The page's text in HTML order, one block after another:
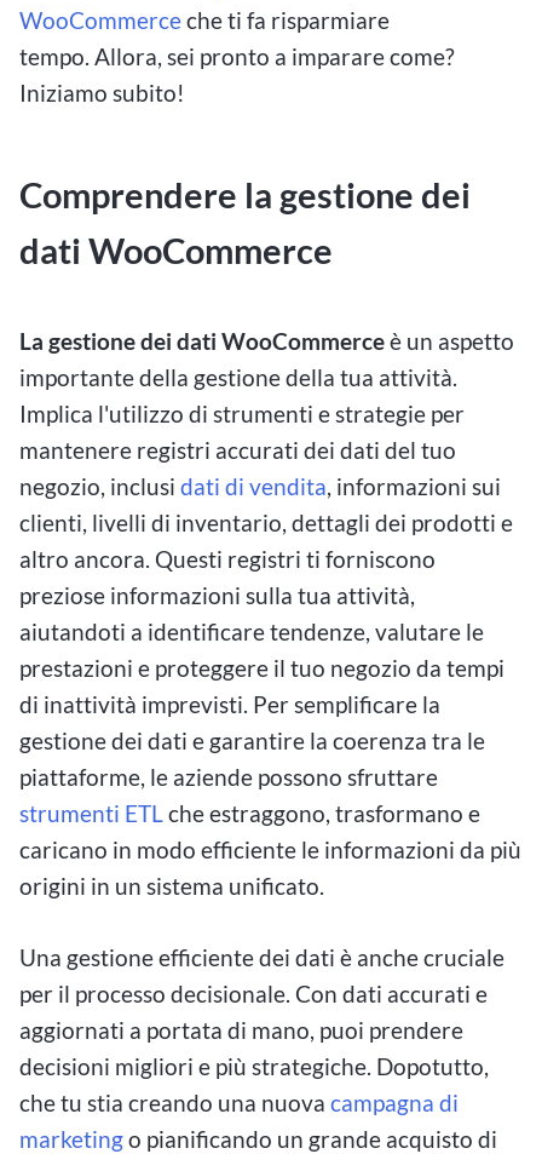
WooCommerceche ti fa risparmiare
tempo. Allora, sei pronto a imparare come?
Iniziamo subito!
Comprendere la gestione dei
dati WooCommerce
La gestione dei dati WooCommerceè un aspetto
importante della gestione della tua attività.
Implica l'utilizzo di strumenti e strategie per
mantenere registri accurati dei dati del tuo
negozio, inclusi dati di vendita, informazioni sui
clienti, livelli di inventario, dettagli dei prodotti e
altro ancora. Questi registri ti forniscono
preziose informazioni sulla tua attività,
aiutandoti a identificare tendenze, valutare le
prestazioni e proteggere il tuo negozio da tempi
di inattività imprevisti. Per semplificare la
gestione dei dati e garantire la coerenza tra le
piattaforme, le aziende possono sfruttare
strumenti ETLche estraggono, trasformano e
caricano in modo efficiente le informazioni da più
origini in un sistema unificato.
Una gestione efficiente dei dati è anche cruciale
per il processo decisionale. Con dati accurati e
aggiornati a portata di mano, puoi prendere
decisioni migliori e più strategiche. Dopotutto,
che tu stia creando una nuova campagna di
marketingo pianificando un grande acquisto di